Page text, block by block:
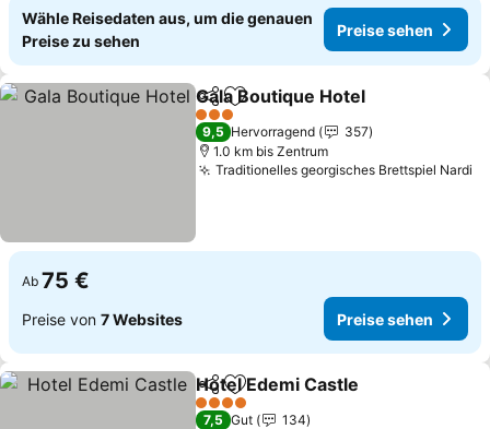
Wähle Reisedaten aus, um die genauen
Preise zu sehen
Preise sehen
TeilenZu Favoriten hinzufügen
Gala Boutique Hotel
3 Sterne
9,5 Hervorragend
357
1.0 km bis Zentrum
Traditionelles georgisches Brettspiel Nardi
Ab 75 €
Preise von 7 Websites Preise sehen
TeilenZu Favoriten hinzufügen
Hotel Edemi Castle
4 Sterne
7,5 Gut
134